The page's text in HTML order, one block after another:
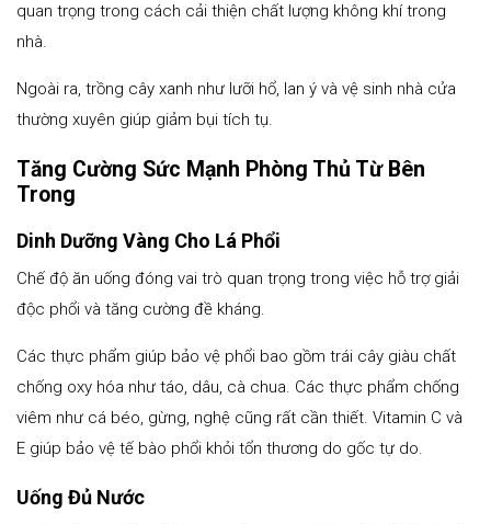
quan trọng trong cách cải thiện chất lượng không khí trong
nhà.
Ngoài ra, trồng cây xanh như lưỡi hổ, lan ý và vệ sinh nhà cửa
thường xuyên giúp giảm bụi tích tụ.
Tăng Cường Sức Mạnh Phòng Thủ Từ Bên
Trong
Dinh Dưỡng Vàng Cho Lá Phổi
Chế độ ăn uống đóng vai trò quan trọng trong việc hỗ trợ giải
độc phổi và tăng cường đề kháng.
Các thực phẩm giúp bảo vệ phổi bao gồm trái cây giàu chất
chống oxy hóa như táo, dâu, cà chua. Các thực phẩm chống
viêm như cá béo, gừng, nghệ cũng rất cần thiết. Vitamin C và
E giúp bảo vệ tế bào phổi khỏi tổn thương do gốc tự do.
Uống Đủ Nước